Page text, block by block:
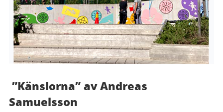
”Känslorna” av Andreas
Samuelsson